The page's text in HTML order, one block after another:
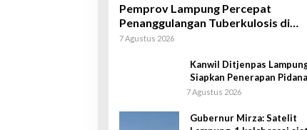
Pemprov Lampung Percepat
Penanggulangan Tuberkulosis di
Tanggamus
7 Agustus 2026
Kanwil Ditjenpas
Siapkan Penerapan Pidana
Kerja Sosial
7 Agustus 2026
Gubernur Mirza: Satelit